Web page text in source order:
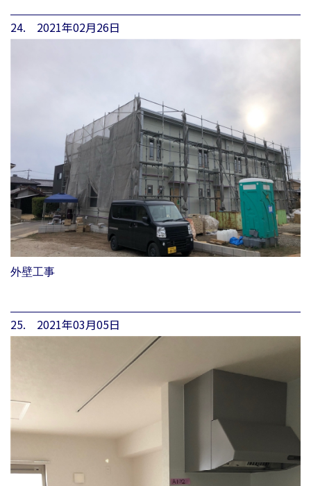
24. 2021年02月26日
外壁工事
25. 2021年03月05日